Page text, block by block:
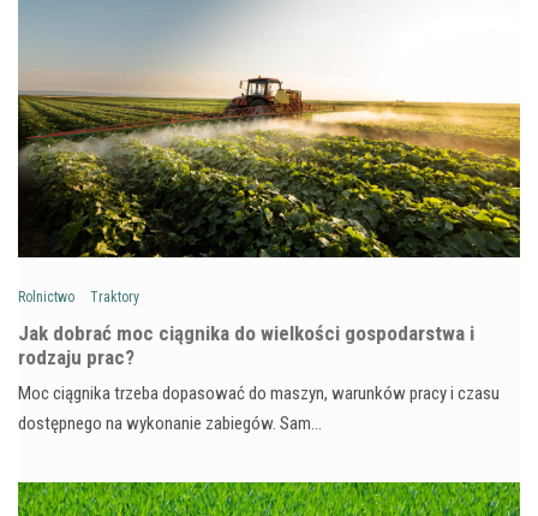
Rolnictwo Traktory
Jak dobrać moc ciągnika do wielkości gospodarstwa i
rodzaju prac?
Moc ciągnika trzeba dopasować do maszyn, warunków pracy i czasu
dostępnego na wykonanie zabiegów. Sam…